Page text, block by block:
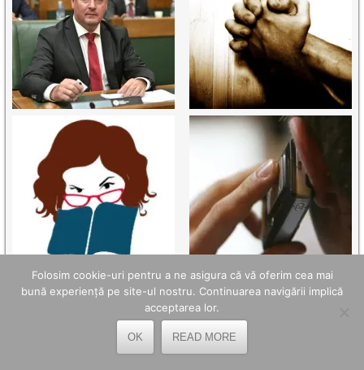
Folosim cookie-uri pentru a ne asigura că vă oferim cea mai
bună experiență pe site-ul nostru. Continuarea navigării implică
acceptarea lor.
OK READ MORE